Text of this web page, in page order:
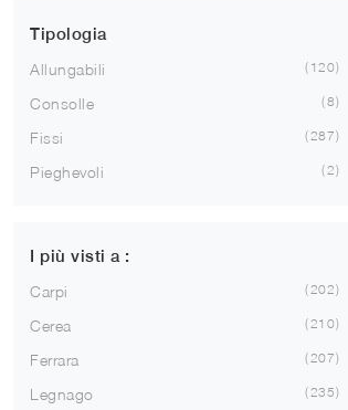
Tipologia
Allungabili
120
Consolle 8
Fissi 287
Pieghevoli 2
I più visti a :
Carpi
202
Cerea 210
Ferrara 207
Legnago 235